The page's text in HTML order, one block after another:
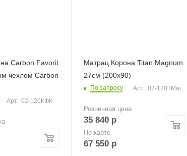
Carbon Favorit
чехлом Carbon
Арт.: 02-120КФК
Матрац Корона Titan Magnum
27см (200х90)
По запросу Арт.: 02-120ТМаг
Розничная цена
35 840 р
По карте
67 550 р